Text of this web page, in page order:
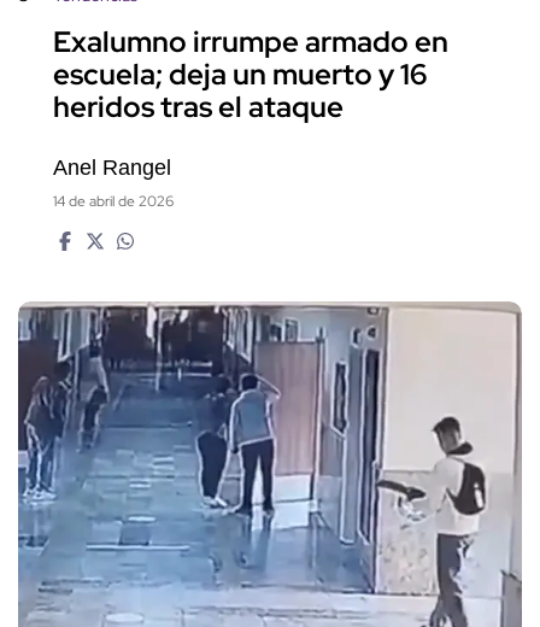
Exalumno irrumpe armado en
escuela; deja un muerto y 16
heridos tras el ataque
Anel Rangel
14 de abril de 2026